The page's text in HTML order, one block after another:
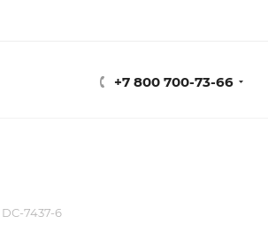
+7 800 700-73-66
DC-7437-6